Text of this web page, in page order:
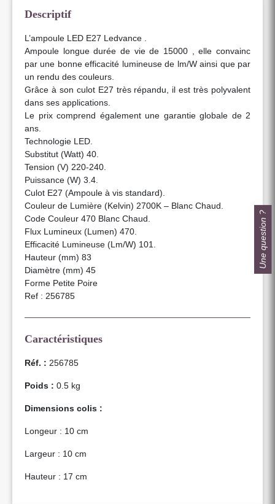
Descriptif
L’ampoule LED E27 Ledvance .
Ampoule longue durée de vie de 15000 , elle convainc
par une bonne efficacité lumineuse de lm/W ainsi que par
un rendu des couleurs.
Grâce à son culot E27 très répandu, il est très polyvalent
dans ses applications.
Le prix comprend également une garantie globale de 2
ans.
Technologie LED.
Substitut (Watt) 40.
Tension (V) 220-240.
Puissance (W) 3.4.
Culot E27 (Ampoule à vis standard).
Couleur de Lumière (Kelvin) 2700K – Blanc Chaud.
Code Couleur 470 Blanc Chaud.
Flux Lumineux (Lumen) 470.
Efficacité Lumineuse (Lm/W) 101.
Hauteur (mm) 83
Diamètre (mm) 45
Forme Petite Poire
Ref : 256785
Caractéristiques
Réf. : 256785
Poids : 0.5 kg
Dimensions colis :
Longeur : 10 cm
Largeur : 10 cm
Hauteur : 17 cm
Une question ?